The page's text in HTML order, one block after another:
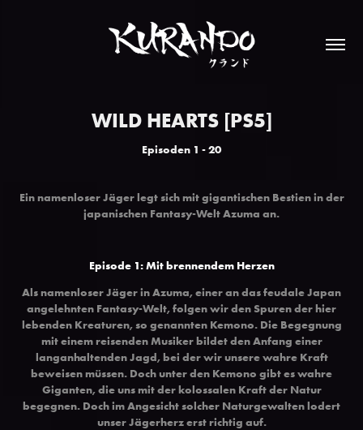
WILD HEARTS [PS5]
Episoden 1 - 20
Ein namenloser Jäger legt sich mit gigantischen Bestien in der
japanischen Fantasy-Welt Azuma an.
Episode 1: Mit brennendem Herzen
Als namenloser Jäger in Azuma, einer an das feudale Japan
angelehnten Fantasy-Welt, folgen wir den Spuren der hier
lebenden Kreaturen, so genannten Kemono. Die Begegnung
mit einem reisenden Musiker bildet den Anfang einer
langanhaltenden Jagd, bei der wir unsere wahre Kraft
beweisen müssen. Doch unter den Kemono gibt es wahre
Giganten, die uns mit der kolossalen Kraft der Natur
begegnen. Doch im Angesicht solcher Naturgewalten lodert
unser Jägerherz erst richtig auf.